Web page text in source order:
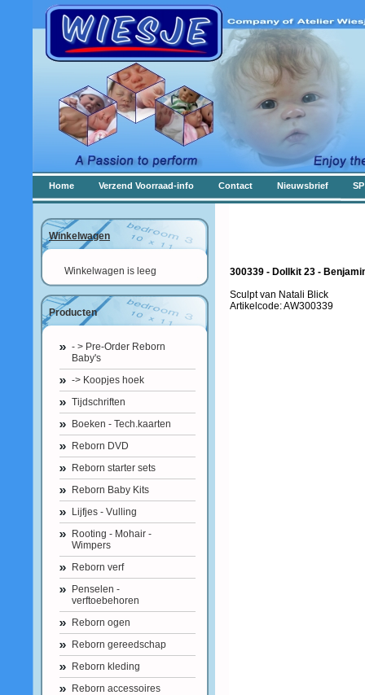
Home Verzend Voorraad-info Contact Nieuwsbrief
Winkelwagen
Winkelwagen is leeg
Producten
- > Pre-Order Reborn
Baby's
-> Koopjes hoek
Tijdschriften
Boeken - Tech.kaarten
Reborn DVD
Reborn starter sets
Reborn Baby Kits
Lijfjes - Vulling
Rooting - Mohair -
Wimpers
Reborn verf
Penselen -
verftoebehoren
Reborn ogen
Reborn gereedschap
Reborn kleding
Reborn accessoires
300339 - Dollkit 23 -
Sculpt van Natali Blick
Artikelcode: AW300339